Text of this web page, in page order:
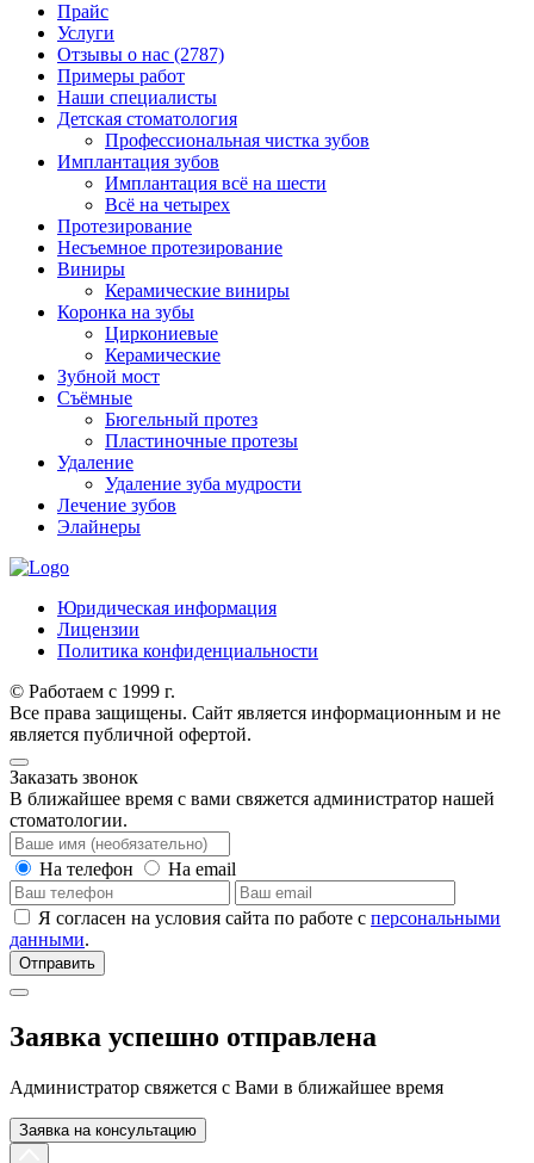
Прайс
Услуги
Отзывы о нас (2787)
Примеры работ
Наши специалисты
Детская стоматология
Профессиональная чистка зубов
Имплантация зубов
Имплантация всё на шести
Всё на четырех
Протезирование
Несъемное протезирование
Виниры
Керамические виниры
Коронка на зубы
Циркониевые
Керамические
Зубной мост
Съёмные
Бюгельный протез
Пластиночные протезы
Удаление
Удаление зуба мудрости
Лечение зубов
Элайнеры
Юридическая информация
Лицензии
Политика конфиденциальности
© Работаем с 1999 г.
Все права защищены. Сайт является информационным и не
является публичной офертой.
Заказать звонок
В ближайшее время с вами свяжется администратор нашей
стоматологии.
На телефон На email
Я согласен на условия сайта по работе с персональными
данными.
Отправить
Заявка успешно отправлена
Администратор свяжется с Вами в ближайшее время
Заявка на консультацию